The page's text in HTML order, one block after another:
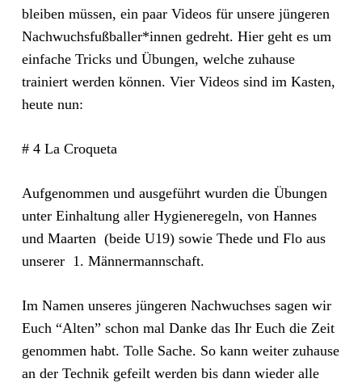
bleiben müssen, ein paar Videos für unsere jüngeren
Nachwuchsfußballer*innen gedreht. Hier geht es um
einfache Tricks und Übungen, welche zuhause
trainiert werden können. Vier Videos sind im Kasten,
heute nun:
# 4 La Croqueta
Aufgenommen und ausgeführt wurden die Übungen
unter Einhaltung aller Hygieneregeln, von Hannes
und Maarten (beide U19) sowie Thede und Flo aus
unserer 1. Männermannschaft.
Im Namen unseres jüngeren Nachwuchses sagen wir
Euch “Alten” schon mal Danke das Ihr Euch die Zeit
genommen habt. Tolle Sache. So kann weiter zuhause
an der Technik gefeilt werden bis dann wieder alle